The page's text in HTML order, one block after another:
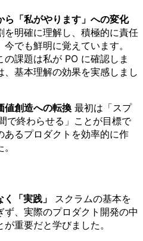
ら「私がやります」への変化
明確に理解し、積極的に責任
でも鮮明に覚えています。
課題は私が PO に確認しま
基本理解の効果を実感しまし
値創造への転換 最初は「スプ
で終わらせる」ことが目標で
あるプロダクトを効率的に作
「実践」
スクラムの基本を
、実際のプロダクト開発の中
重要だと学びました。